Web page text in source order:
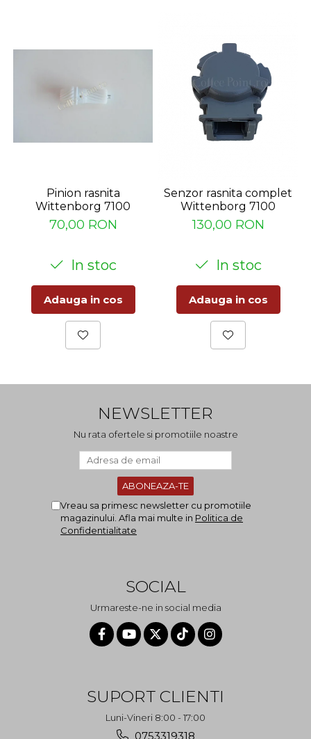
Pinion rasnita
Wittenborg 7100
70,00 RON
In stoc
Adauga in cos
Senzor rasnita complet
Wittenborg 7100
130,00 RON
In stoc
Adauga in cos
NEWSLETTER
Nu rata ofertele si promotiile noastre
Vreau sa primesc newsletter cu promotiile
magazinului. Afla mai multe in Politica de
Confidentialitate
SOCIAL
Urmareste-ne in social media
SUPORT CLIENTI
Luni-Vineri 8:00 - 17:00
0753319318